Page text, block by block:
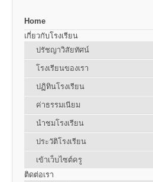
Home
เกี่ยวกับโรงเรียน
ปรัชญาวิสัยทัศน์
โรงเรียนของเรา
ปฏิทินโรงเรียน
ค่าธรรมเนียม
นำชมโรงเรียน
ประวัติโรงเรียน
เข้าเว็บไซต์ครู
ติดต่อเรา